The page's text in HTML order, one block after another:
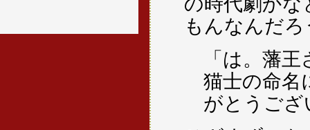
もんなんだ
「は。藩
猫士の命名
がとうござ